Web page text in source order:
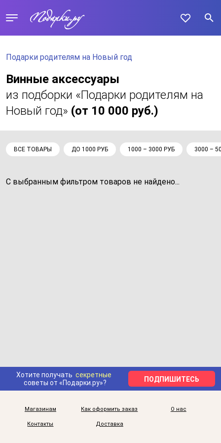
Подарки родителям на Новый год
Винные аксессуары
из подборки «Подарки родителям на
Новый год» (от 10 000 руб.)
ВСЕ ТОВАРЫ ДО 1000 РУБ 1000 – 3000 РУБ 3000 –
С выбранным фильтром товаров не найдено...
Хотите получать секретные
советы от «Подарки.ру»?
ПОДПИШИТЕСЬ
Магазинам Как оформить заказ О нас
Контакты Доставка